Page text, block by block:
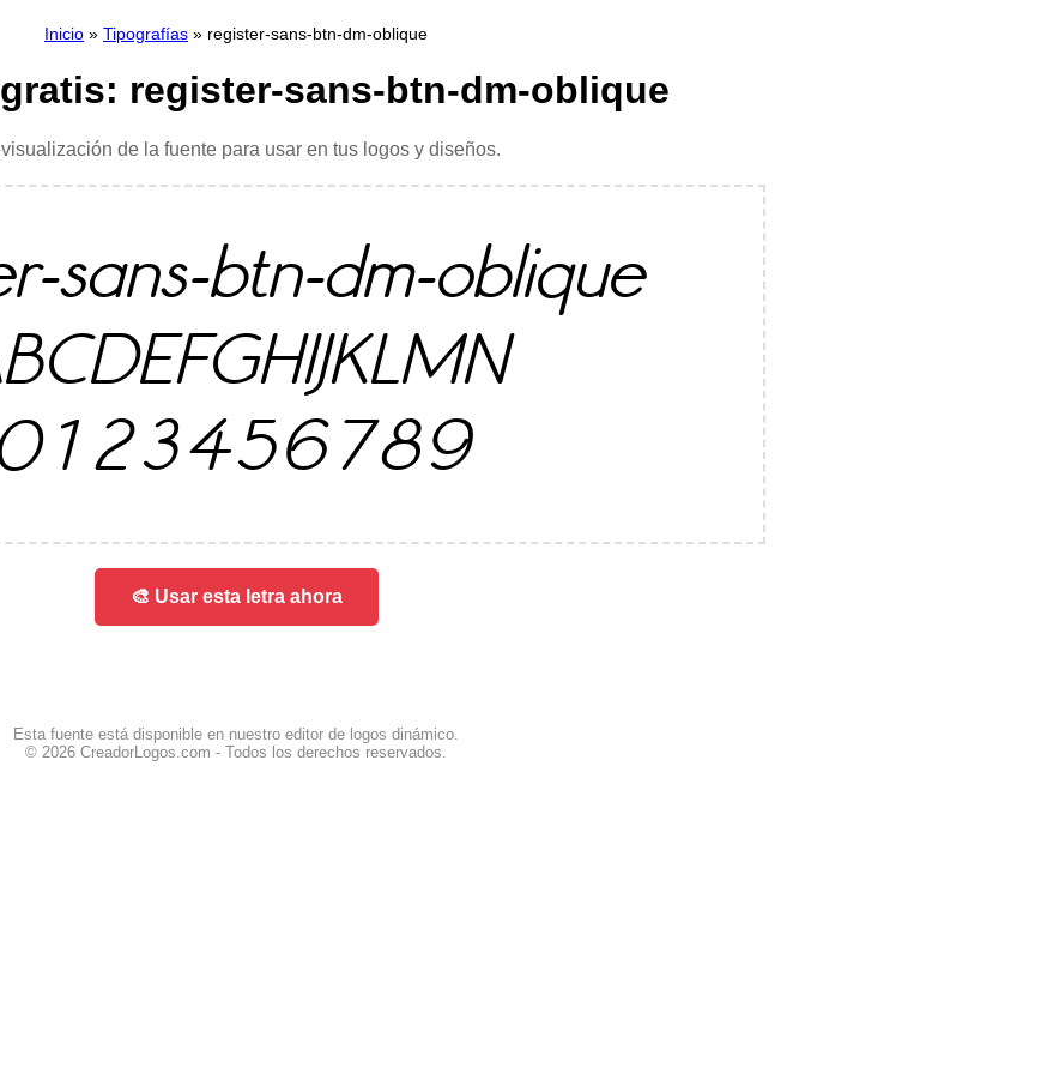
Inicio » Tipografías » register-sans-btn-dm-oblique
register-sans-btn-dm-oblique
de la fuente para usar en tus logos y diseños.
sans-btn-dm-oblique
🎨 Usar esta letra ahora
Esta fuente está disponible en nuestro editor de logos dinámico.
© 2026 CreadorLogos.com - Todos los derechos reservados.